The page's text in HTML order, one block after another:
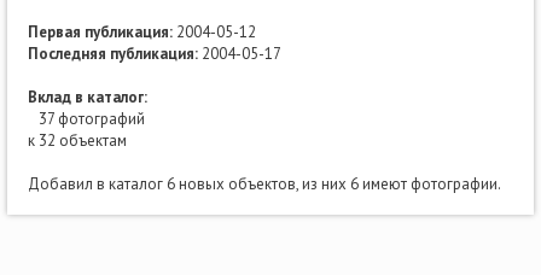
Первая публикация: 2004-05-12
Последняя публикация: 2004-05-17
Вклад в каталог:
37 фотографий
к 32 объектам
Добавил в каталог 6 новых объектов, из них 6 имеют фотографии.